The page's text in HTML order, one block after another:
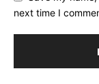
next time I